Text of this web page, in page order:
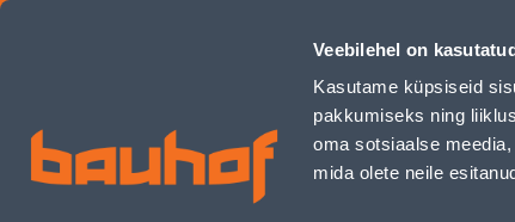
Veebilehel on
Kasutame küpsiseid
pakkumiseks ning
oma sotsiaalse
mida olete neile
NATURAALPARKETT ESTA PÖÖK 3 MATT LAKK
Обслуживание бизнес-клиентов